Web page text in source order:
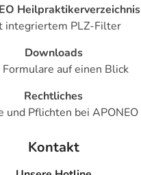
Heilpraktikerverzeichnis
integriertem PLZ-Filter
Downloads
auf einen Blick
Rechtliches
und Pflichten bei APONEO
Kontakt